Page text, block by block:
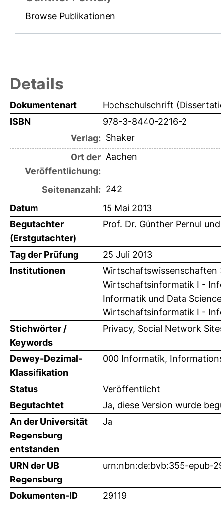
Browse Publikationen
Details
Dokumentenart
Hochschulschrift
ISBN
978-3-8440-2216-2
Verlag: Shaker
Ort der
Veröffentlichung:
Aachen
Seitenanzahl: 242
Datum
15 Mai 2013
Begutachter
(Erstgutachter)
Prof. Dr. Günther Pernul
Tag der Prüfung
25 Juli 2013
Institutionen
Wirtschaftsinformatik I -
Informatik und Data
Wirtschaftsinformatik I -
Stichwörter /
Keywords
Privacy, Social Network
Dewey-Dezimal-
Klassifikation
000 Informatik,
Status
Veröffentlicht
Begutachtet
Ja, diese Version wurde
An der Universität
Regensburg
entstanden
Ja
URN der UB
Regensburg
urn:nbn:de:bvb:355-epub-
Dokumenten-ID 29119